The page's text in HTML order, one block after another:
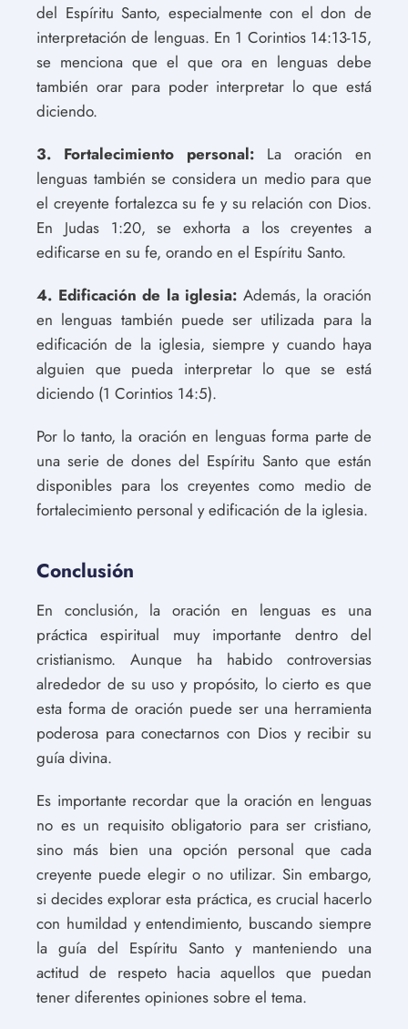
del Espíritu Santo, especialmente con el don de
interpretación de lenguas. En 1 Corintios 14:13-15,
se menciona que el que ora en lenguas debe
también orar para poder interpretar lo que está
diciendo.
3. Fortalecimiento personal: La oración en
lenguas también se considera un medio para que
el creyente fortalezca su fe y su relación con Dios.
En Judas 1:20, se exhorta a los creyentes a
edificarse en su fe, orando en el Espíritu Santo.
4. Edificación de la iglesia: Además, la oración
en lenguas también puede ser utilizada para la
edificación de la iglesia, siempre y cuando haya
alguien que pueda interpretar lo que se está
diciendo (1 Corintios 14:5).
Por lo tanto, la oración en lenguas forma parte de
una serie de dones del Espíritu Santo que están
disponibles para los creyentes como medio de
fortalecimiento personal y edificación de la iglesia.
Conclusión
En conclusión, la oración en lenguas es una
práctica espiritual muy importante dentro del
cristianismo. Aunque ha habido controversias
alrededor de su uso y propósito, lo cierto es que
esta forma de oración puede ser una herramienta
poderosa para conectarnos con Dios y recibir su
guía divina.
Es importante recordar que la oración en lenguas
no es un requisito obligatorio para ser cristiano,
sino más bien una opción personal que cada
creyente puede elegir o no utilizar. Sin embargo,
si decides explorar esta práctica, es crucial hacerlo
con humildad y entendimiento, buscando siempre
la guía del Espíritu Santo y manteniendo una
actitud de respeto hacia aquellos que puedan
tener diferentes opiniones sobre el tema.